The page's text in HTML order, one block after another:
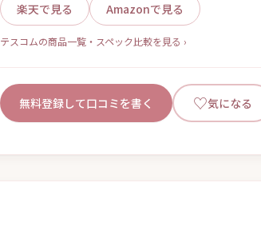
楽天で見る Amazonで見る
テスコムの商品一覧・スペック比較を見る ›
無料登録して口コミを書く ♡気になる